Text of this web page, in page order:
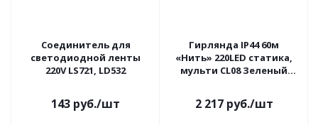
Соединитель для
светодиодной ленты
220V LS721, LD532
143 руб./шт
Гирлянда IP44 60м
«Нить» 220LED статика,
мульти CL08 Зеленый
2 217руб./шт